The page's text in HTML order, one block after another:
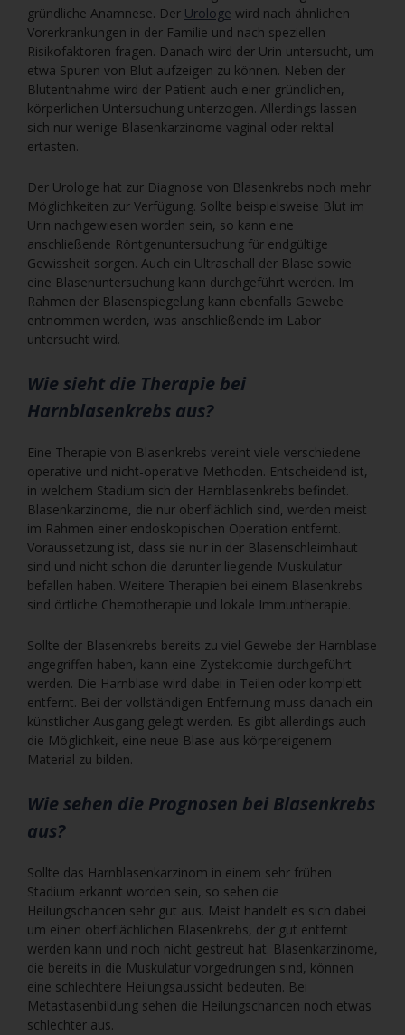
gründliche Anamnese. Der Urologe wird nach ähnlichen
Vorerkrankungen in der Familie und nach speziellen
Risikofaktoren fragen. Danach wird der Urin untersucht, um
etwa Spuren von Blut aufzeigen zu können. Neben der
Blutentnahme wird der Patient auch einer gründlichen,
körperlichen Untersuchung unterzogen. Allerdings lassen
sich nur wenige Blasenkarzinome vaginal oder rektal
ertasten.
Der Urologe hat zur Diagnose von Blasenkrebs noch mehr
Möglichkeiten zur Verfügung. Sollte beispielsweise Blut im
Urin nachgewiesen worden sein, so kann eine
anschließende Röntgenuntersuchung für endgültige
Gewissheit sorgen. Auch ein Ultraschall der Blase sowie
eine Blasenuntersuchung kann durchgeführt werden. Im
Rahmen der Blasenspiegelung kann ebenfalls Gewebe
entnommen werden, was anschließende im Labor
untersucht wird.
Wie sieht die Therapie bei
Harnblasenkrebs aus?
Eine Therapie von Blasenkrebs vereint viele verschiedene
operative und nicht-operative Methoden. Entscheidend ist,
in welchem Stadium sich der Harnblasenkrebs befindet.
Blasenkarzinome, die nur oberflächlich sind, werden meist
im Rahmen einer endoskopischen Operation entfernt.
Voraussetzung ist, dass sie nur in der Blasenschleimhaut
sind und nicht schon die darunter liegende Muskulatur
befallen haben. Weitere Therapien bei einem Blasenkrebs
sind örtliche Chemotherapie und lokale Immuntherapie.
Sollte der Blasenkrebs bereits zu viel Gewebe der Harnblase
angegriffen haben, kann eine Zystektomie durchgeführt
werden. Die Harnblase wird dabei in Teilen oder komplett
entfernt. Bei der vollständigen Entfernung muss danach ein
künstlicher Ausgang gelegt werden. Es gibt allerdings auch
die Möglichkeit, eine neue Blase aus körpereigenem
Material zu bilden.
Wie sehen die Prognosen bei Blasenkrebs
aus?
Sollte das Harnblasenkarzinom in einem sehr frühen
Stadium erkannt worden sein, so sehen die
Heilungschancen sehr gut aus. Meist handelt es sich dabei
um einen oberflächlichen Blasenkrebs, der gut entfernt
werden kann und noch nicht gestreut hat. Blasenkarzinome,
die bereits in die Muskulatur vorgedrungen sind, können
eine schlechtere Heilungsaussicht bedeuten. Bei
Metastasenbildung sehen die Heilungschancen noch etwas
schlechter aus.